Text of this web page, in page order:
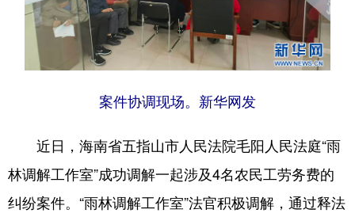
案件协调现场。新华网发
近日，海南省五指山市人民法院毛阳人民法庭“雨
林调解工作室”成功调解一起涉及4名农民工劳务费的
纠纷案件。“雨林调解工作室”法官积极调解，通过释法